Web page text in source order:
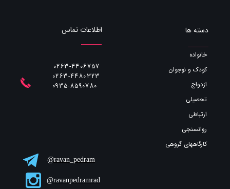
خانواده
کودک و نوجوان
ازدواج
تحصیلی
ارتباطی
روانسنجی
کارگاههای گروهی
دسته ها اطلاعات تماس
0263-4406757
0263-4480323
ravan_pedram@
ravanpedramrad@